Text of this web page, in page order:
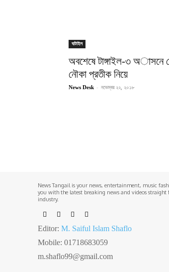
ঘাটাইল
অবশেষে টাঙ্গাইল-৩ অাসনে
নৌকা প্রতীক নিয়ে
News Desk - নভেম্বর ২২, ২০১৮
News Tangail is your news, entertainment, music
you with the latest breaking news and videos
industry.
Editor: M. Saiful Islam Shaflo
Mobile: 01718683059
m.shaflo99@gmail.com